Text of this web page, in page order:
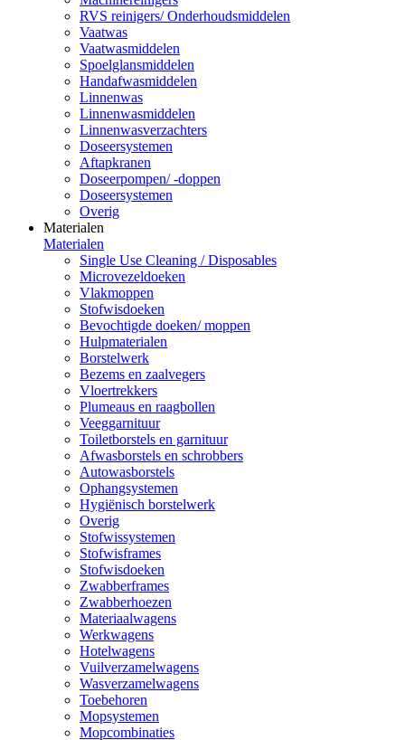
RVS reinigers/ Onderhoudsmiddelen
Vaatwas
Vaatwasmiddelen
Spoelglansmiddelen
Handafwasmiddelen
Linnenwas
Linnenwasmiddelen
Linnenwasverzachters
Doseersystemen
Aftapkranen
Doseerpompen/ -doppen
Doseersystemen
Overig
Materialen
Materialen
Single Use Cleaning / Disposables
Microvezeldoeken
Vlakmoppen
Stofwisdoeken
Bevochtigde doeken/ moppen
Hulpmaterialen
Borstelwerk
Bezems en zaalvegers
Vloertrekkers
Plumeaus en raagbollen
Veeggarnituur
Toiletborstels en garnituur
Afwasborstels en schrobbers
Autowasborstels
Ophangsystemen
Hygiënisch borstelwerk
Overig
Stofwissystemen
Stofwisframes
Stofwisdoeken
Zwabberframes
Zwabberhoezen
Materiaalwagens
Werkwagens
Hotelwagens
Vuilverzamelwagens
Wasverzamelwagens
Toebehoren
Mopsystemen
Mopcombinaties